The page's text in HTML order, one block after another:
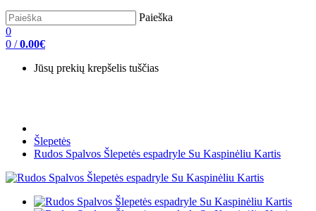
Paieška
0
0 / 0.00€
Jūsų prekių krepšelis tuščias
Šlepetės
Rudos Spalvos Šlepetės espadryle Su Kaspinėliu Kartis